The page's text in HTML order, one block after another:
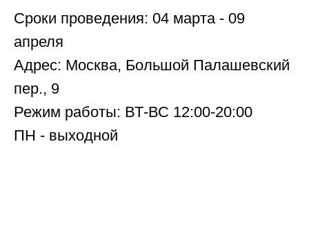
Сроки проведения: 04 марта - 09
апреля
Адрес: Москва, Большой Палашевский
пер., 9
Режим работы: ВТ-ВС 12:00-20:00
ПН - выходной